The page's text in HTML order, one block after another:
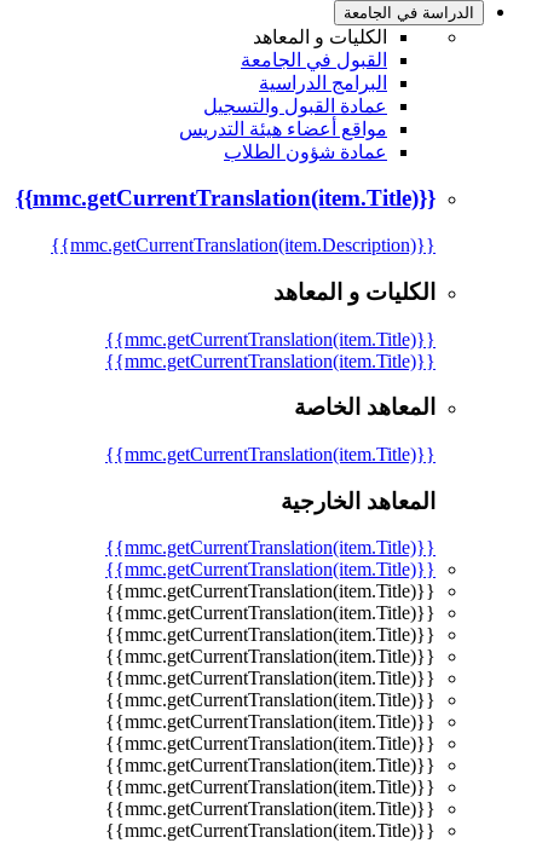
الدراسة في الجامعة
الكليات و المعاهد
القبول في الجامعة
البرامج الدراسية
عمادة القبول والتسجيل
مواقع أعضاء هيئة التدريس
عمادة شؤون الطلاب
{{mmc.getCurrentTranslation(item.Title)}}
{{mmc.getCurrentTranslation(item.Description)}}
الكليات و المعاهد
{{mmc.getCurrentTranslation(item.Title)}}
{{mmc.getCurrentTranslation(item.Title)}}
المعاهد الخاصة
{{mmc.getCurrentTranslation(item.Title)}}
المعاهد الخارجية
{{mmc.getCurrentTranslation(item.Title)}}
{{mmc.getCurrentTranslation(item.Title)}}
{{mmc.getCurrentTranslation(item.Title)}}
{{mmc.getCurrentTranslation(item.Title)}}
{{mmc.getCurrentTranslation(item.Title)}}
{{mmc.getCurrentTranslation(item.Title)}}
{{mmc.getCurrentTranslation(item.Title)}}
{{mmc.getCurrentTranslation(item.Title)}}
{{mmc.getCurrentTranslation(item.Title)}}
{{mmc.getCurrentTranslation(item.Title)}}
{{mmc.getCurrentTranslation(item.Title)}}
{{mmc.getCurrentTranslation(item.Title)}}
{{mmc.getCurrentTranslation(item.Title)}}
{{mmc.getCurrentTranslation(item.Title)}}